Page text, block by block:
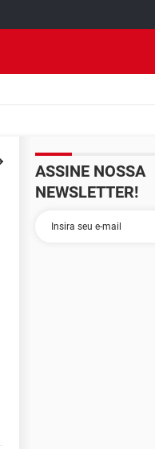
ASSINE NOSSA
NEWSLETTER!